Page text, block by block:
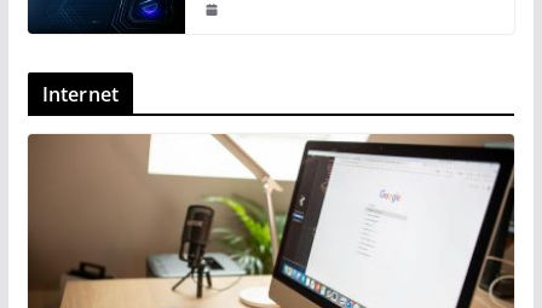
Internet